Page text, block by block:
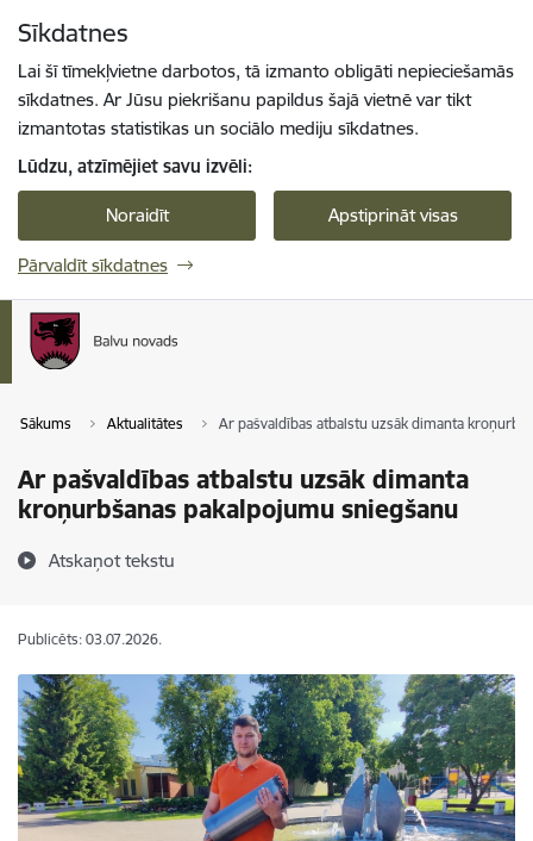
Sīkdatnes
Lai šī tīmekļvietne darbotos, tā izmanto obligāti nepieciešamās
sīkdatnes. Ar Jūsu piekrišanu papildus šajā vietnē var tikt
izmantotas statistikas un sociālo mediju sīkdatnes.
Lūdzu, atzīmējiet savu izvēli:
Noraidīt Apstiprināt visas
Pārvaldīt sīkdatnes
Sākums Aktualitātes Ar pašvaldības atbalstu uzsāk dimanta
Ar pašvaldības atbalstu uzsāk dimanta
kroņurbšanas pakalpojumu sniegšanu
Atskaņot tekstu
Publicēts: 03.07.2026.